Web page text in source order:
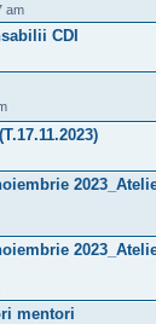
am
CDI
mentori